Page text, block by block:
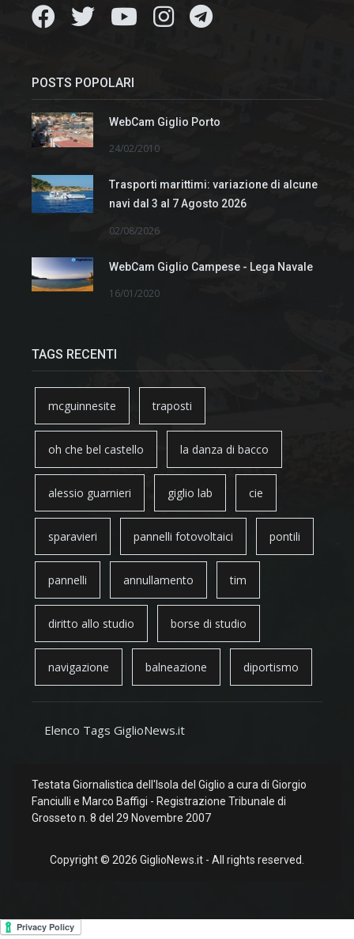
POSTS POPOLARI
WebCam Giglio Porto
24/02/2010
Trasporti marittimi: variazione di alcune
navi dal 3 al 7 Agosto 2026
02/08/2026
WebCam Giglio Campese - Lega Navale
16/01/2020
TAGS RECENTI
mcguinnesite traposti
oh che bel castello la danza di bacco
alessio guarnieri giglio lab cie
sparavieri pannelli fotovoltaici pontili
pannelli annullamento tim
diritto allo studio borse di studio
navigazione balneazione diportismo
Elenco Tags GiglioNews.it
Testata Giornalistica dell'Isola del Giglio a cura di Giorgio
Fanciulli e Marco Baffigi - Registrazione Tribunale di
Grosseto n. 8 del 29 Novembre 2007
Copyright © 2026 GiglioNews.it - All rights reserved.